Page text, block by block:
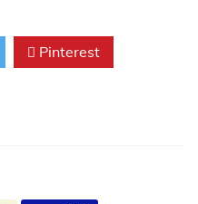
Pinterest